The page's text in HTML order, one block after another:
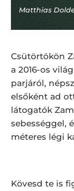
Matthias
Csütörtökön
a 2016-os
parjáról,
elsőként ad
látogatók
sebességgel,
méteres légi
Kövesd te is